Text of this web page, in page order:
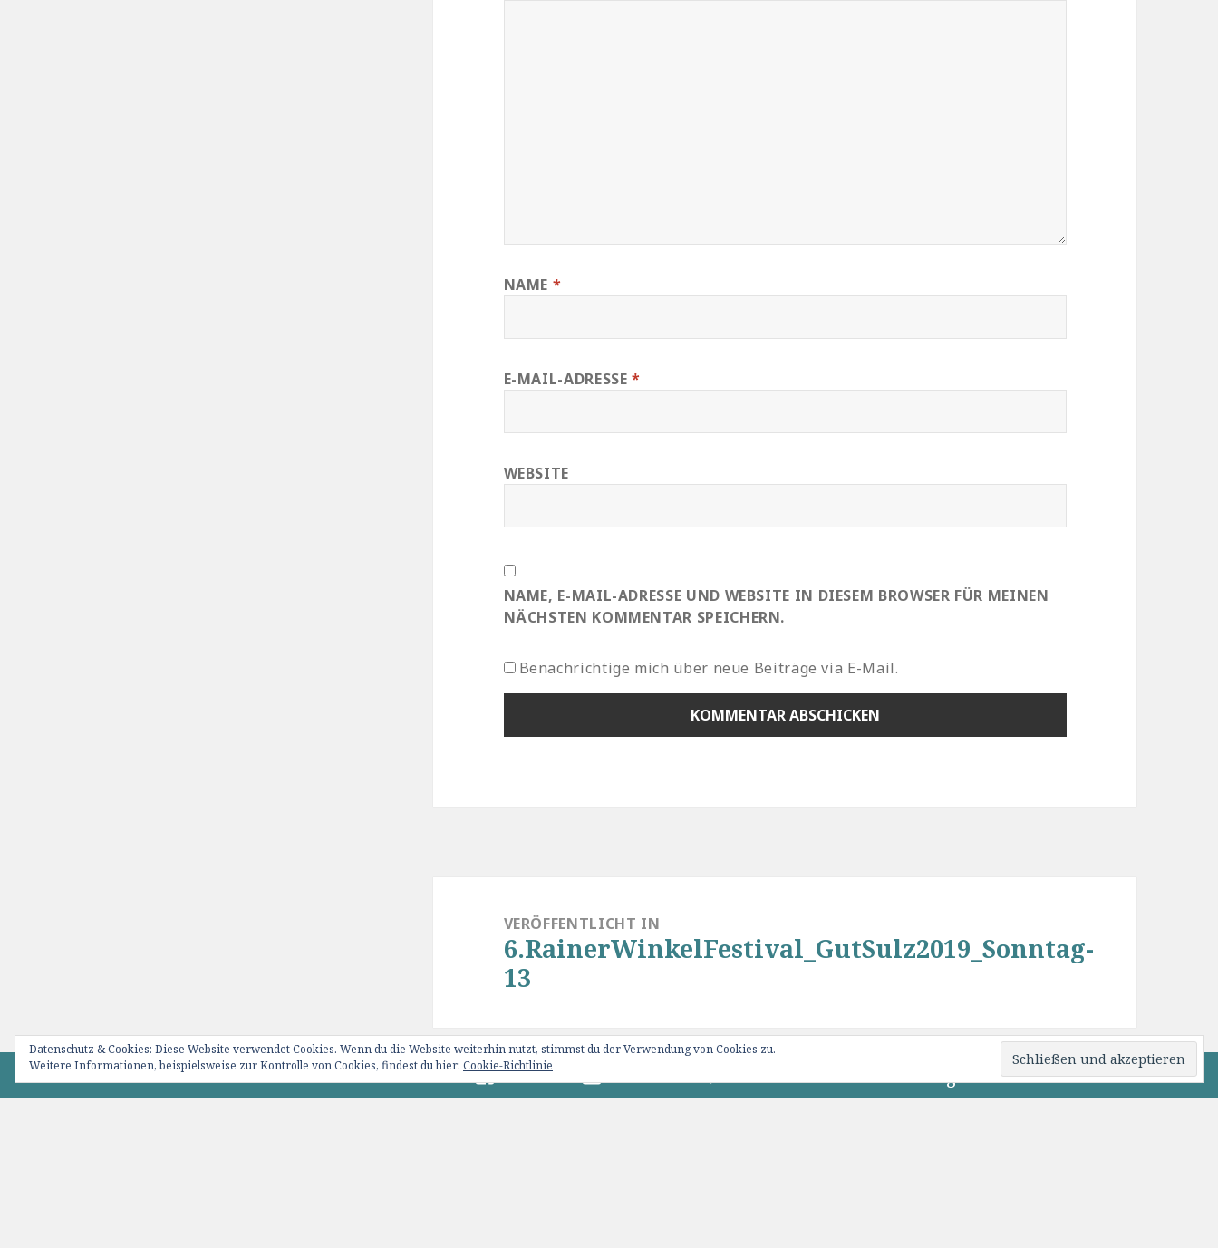
Datenschutz & Cookies: Diese Website verwendet Cookies. Wenn du die Website weiterhin nutzt, stimmst du der Verwendung von Cookies zu.
Weitere Informationen, beispielsweise zur Kontrolle von Cookies, findest du hier: Cookie-Richtlinie
NAME *
E-MAIL-ADRESSE*
WEBSITE
NAME, E-MAIL-ADRESSE UND WEBSITE IN DIESEM BROWSER FÜR MEINEN
NÄCHSTEN KOMMENTAR SPEICHERN.
Benachrichtige mich über neue Beiträge via E-Mail.
VERÖFFENTLICHT IN
6.RainerWinkelFestival_GutSulz2019_Sonntag-
13
Beitrittsformular